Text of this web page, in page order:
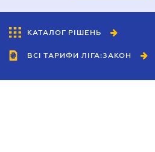
КАТАЛОГ РІШЕНЬ
ВСІ ТАРИФИ ЛІГА:ЗАКОН